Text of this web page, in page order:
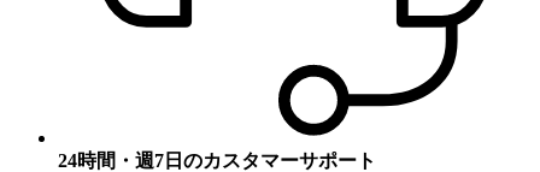
24時間・週7日のカスタマーサポート